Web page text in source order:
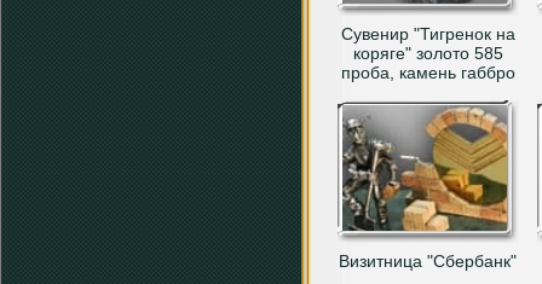
Сувенир "Тигренок на
коряге" золото 585
проба, камень габбро
Визитница "Сбербанк"